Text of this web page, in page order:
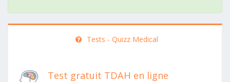
Tests - Quizz Medical
Test gratuit TDAH en ligne